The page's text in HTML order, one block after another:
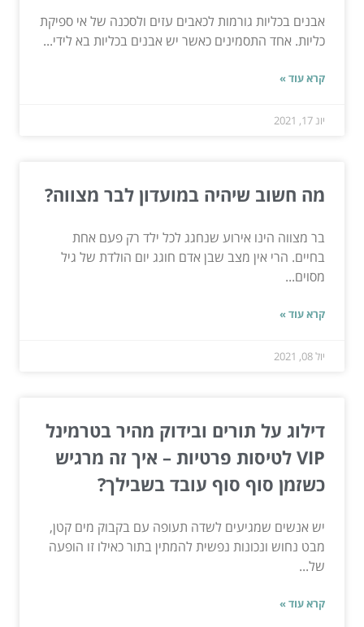
אבנים בכליות גורמות לכאבים עזים ולסכנה של אי ספיקת
כליות. אחד התסמינים כאשר יש אבנים בכליות בא לידי...
קרא עוד »
יונ 17, 2021
מה חשוב שיהיה במועדון לבר מצווה?
בר מצווה הינו אירוע שנחגג לכל ילד רק פעם אחת
בחיים. הרי אין מצב שבן אדם חוגג יום הולדת של גיל
מסוים...
קרא עוד »
יול 08, 2021
דילוג על תורים ובידוק מהיר בטרמינל
VIP לטיסות פרטיות – איך זה מרגיש
כשזמן סוף סוף עובד בשבילך?
יש אנשים שמגיעים לשדה תעופה עם בקבוק מים קטן,
מבט נחוש ונכונות נפשית להמתין בתור כאילו זו הופעה
של...
קרא עוד »